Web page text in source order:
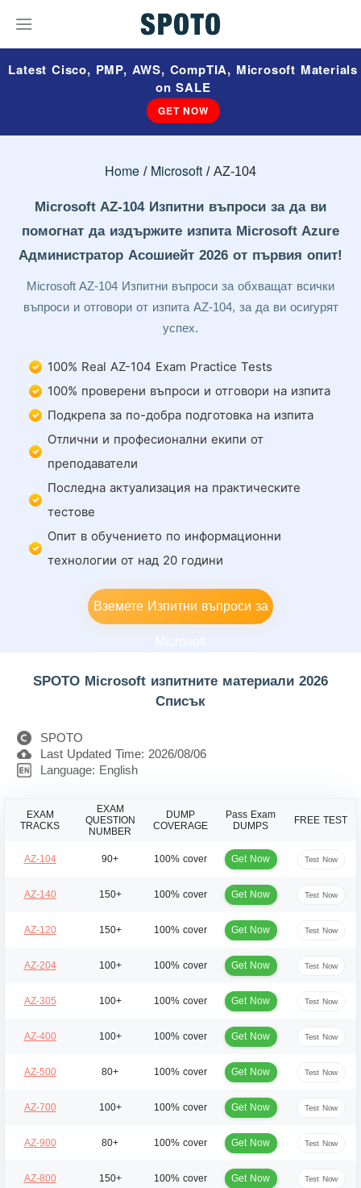
Latest Cisco, PMP, AWS, CompTIA, Microsoft Materials
on SALE
GET NOW
Home Microsoft AZ-104
Microsoft AZ-104 Изпитни въпроси за да ви
помогнат да издържите изпита Microsoft Azure
Администратор Асошиейт 2026 от първия опит!
Microsoft AZ-104 Изпитни въпроси за обхващат всички
въпроси и отговори от изпита AZ-104, за да ви осигурят
успех.
100% Real AZ-104 Exam Practice Tests
100% проверени въпроси и отговори на изпита
Подкрепа за по-добра подготовка на изпита
Отлични и професионални екипи от
преподаватели
Последна актуализация на практическите
тестове
Опит в обучението по информационни
технологии от над 20 години
Вземете Изпитни въпроси за
SPOTO Microsoft изпитните материали 2026
Списък
SPOTO
Last Updated Time: 2026/08/06
Language: English
EXAM
TRACKS
EXAM
QUESTION
NUMBER
DUMP
COVERAGE
Pass Exam
DUMPS
FREE TEST
AZ-104 90+ 100% cover Get Now Test Now
AZ-140 150+ 100% cover Get Now Test Now
AZ-120 150+ 100% cover Get Now Test Now
AZ-204 100+ 100% cover Get Now Test Now
AZ-305 100+ 100% cover Get Now Test Now
AZ-400 100+ 100% cover Get Now Test Now
AZ-500 80+ 100% cover Get Now Test Now
AZ-700 100+ 100% cover Get Now Test Now
AZ-900 80+ 100% cover Get Now Test Now
AZ-800 150+ 100% cover Get Now Test Now